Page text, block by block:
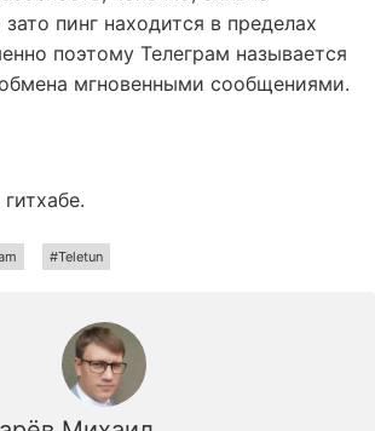
пинг находится в пределах
поэтому Телеграм называется
мгновенными сообщениями.
гитхабе.
Teletun